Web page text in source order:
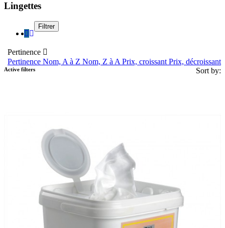
Lingettes
Pertinence 
Pertinence Nom, A à Z Nom, Z à A Prix, croissant Prix, décroissant
Sort by:
Filtrer
Active filters